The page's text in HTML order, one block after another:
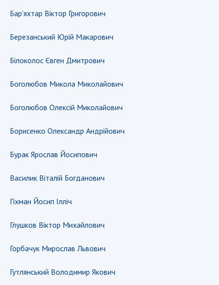
Підготовка наукових кадрів
Членство в міжнародних організаціях
Міжнародні угоди
Нормативні акти НАН України
Державний бюджет НАН України
Бланки документів
НОВИНИ
Бар'яхтар Віктор Григорович
Березанський Юрій Макарович
Білоколос Євген Дмитрович
Боголюбов Микола Миколайович
Боголюбов Олексій Миколайович
Борисенко Олександр Андрійович
Бурак Ярослав Йосипович
Василик Віталій Богданович
Гіхман Йосип Ілліч
Глушков Віктор Михайлович
Горбачук Мирослав Львович
Гутлянський Володимир Якович